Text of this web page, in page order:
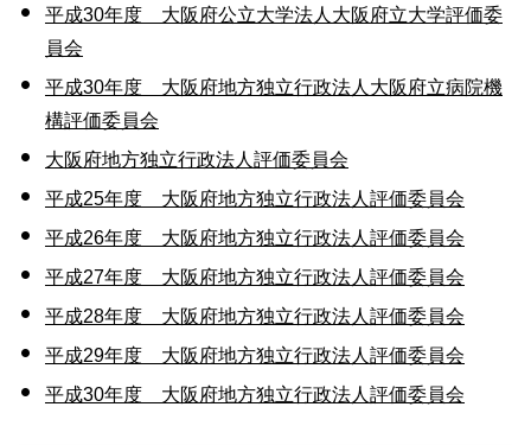
平成30年度 大阪府公立大学法人大阪府立大学評価委
員会
平成30年度 大阪府地方独立行政法人大阪府立病院機
構評価委員会
大阪府地方独立行政法人評価委員会
平成25年度 大阪府地方独立行政法人評価委員会
平成26年度 大阪府地方独立行政法人評価委員会
平成27年度 大阪府地方独立行政法人評価委員会
平成28年度 大阪府地方独立行政法人評価委員会
平成29年度 大阪府地方独立行政法人評価委員会
平成30年度 大阪府地方独立行政法人評価委員会